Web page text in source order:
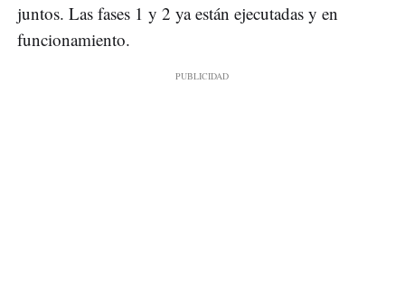
juntos. Las fases 1 y 2 ya están ejecutadas y en
funcionamiento.